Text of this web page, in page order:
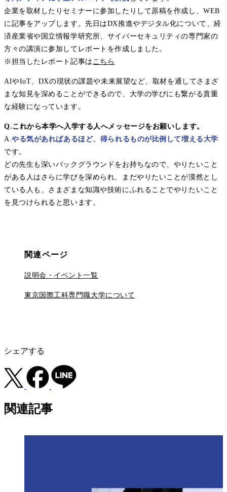
企業を取材したりセミナーに参加したりして原稿を作成し、WEB
に記事をアップします。先日はDX推進やデジタル化について、経
済産業省や国立情報学研究所、サイバーセキュリティの専門家の
方々の講演に参加してレポートを作成しました。
※担当したレポート記事は こちら
AIやIoT、DXの現状の課題や未来展望など、取材を通してさまざ
まな知見を深めることができるので、大学の学びにも繋がる貴重
な経験になっています。
Q.これから本学へ入学する人へメッセージをお願いします。
A.やる気があればあるほど、得られるものが比例して増える大学
です。
どの先生も深いバックグラウンドをお持ちなので、やりたいこと
がある人はさらに学びを深められ、まだやりたいことが漠然とし
ている人も、さまざまな知識や技術にふれることでやりたいこと
を見つけられると思います。
関連ページ
説明会・イベント一覧
東京国際工科専門職大学について
シェアする
関連記事